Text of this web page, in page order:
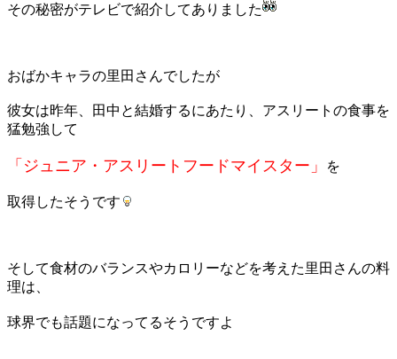
その秘密がテレビで紹介してありました
おばかキャラの里田さんでしたが
彼女は昨年、田中と結婚するにあたり、アスリートの食事を
猛勉強して
「ジュニア・アスリートフードマイスター」 を
取得したそうです
そして食材のバランスやカロリーなどを考えた里田さんの料
理は、
球界でも話題になってるそうですよ